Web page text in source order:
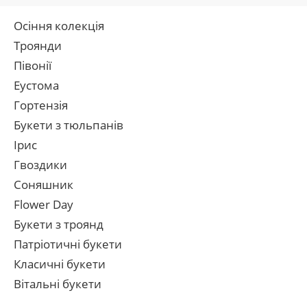
Осіння колекція
Троянди
Півонії
Еустома
Гортензія
Букети з тюльпанів
Ірис
Гвоздики
Соняшник
Flower Day
Букети з троянд
Патріотичні букети
Класичні букети
Вітальні букети